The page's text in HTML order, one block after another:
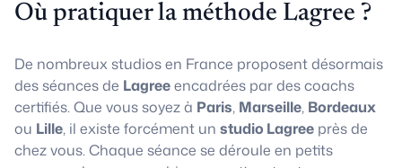
Où pratiquer la méthode Lagree ?
De nombreux studios en France proposent désormais
des séances de Lagreeencadrées par des coachs
certifiés. Que vous soyez à Paris, Marseille, Bordeaux
ou Lille, il existe forcément un studio Lagree près de
chez vous. Chaque séance se déroule en petits